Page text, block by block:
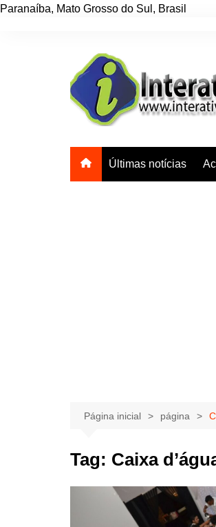
Paranaíba, Mato Grosso do Sul , Brasil
Últimas notícias
Página inicial página
Tag: Caixa